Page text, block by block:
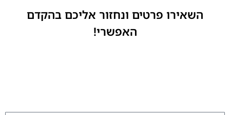
השאירו פרטים ונחזור אליכם בהקדם
האפשרי!